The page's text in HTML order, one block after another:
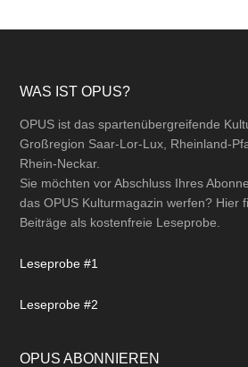
Footer
WAS IST OPUS?
OPUS ist das spartenübergreifende
Großregion Saar-Lor-Lux, Rheinland-
Rhein-Neckar.
Sie möchten vor Abschluss Ihres
das OPUS Kulturmagazin werfen? Hier
Beiträge als kostenfreie Leseprobe.
Leseprobe #1
Leseprobe #2
OPUS ABONNIEREN